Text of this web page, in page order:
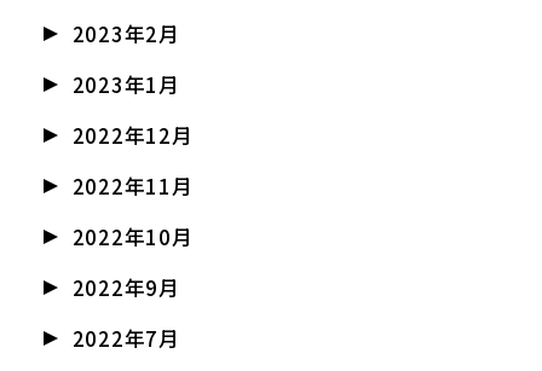
2023年2月
2023年1月
2022年12月
2022年11月
2022年10月
2022年9月
2022年7月